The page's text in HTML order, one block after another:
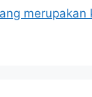
merupakan